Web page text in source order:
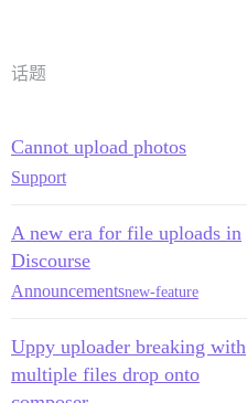
话题
Cannot upload photos
Support
A new era for file uploads in
Discourse
Announcementsnew-feature
Uppy uploader breaking with
multiple files drop onto